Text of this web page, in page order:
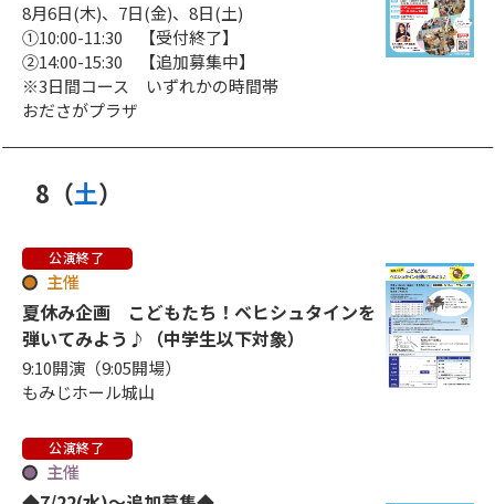
8月6日(木)、7日(金)、8日(土)
①10:00-11:30 【受付終了】
②14:00-15:30 【追加募集中】
※3日間コース いずれかの時間帯
おださがプラザ
8 （土）
公演終了
主催
夏休み企画 こどもたち！ベヒシュタインを
弾いてみよう♪（中学生以下対象）
9:10開演（9:05開場）
もみじホール城山
公演終了
主催